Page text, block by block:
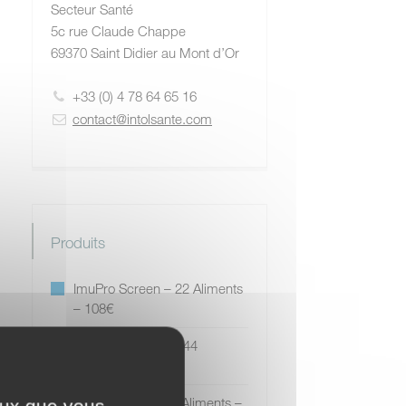
Secteur Santé
5c rue Claude Chappe
69370 Saint Didier au Mont d’Or
+33 (0) 4 78 64 65 16
contact@intolsante.com
Produits
ImuPro Screen – 22 Aliments
– 108€
ImuPro Screen ⁺ – 44
ImuPro Base – 90 Aliments –